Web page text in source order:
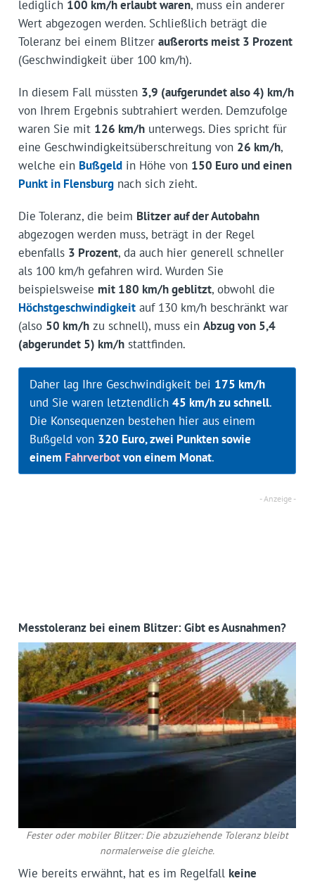
lediglich 100 km/h erlaubt waren, muss ein anderer
Wert abgezogen werden. Schließlich beträgt die
Toleranz bei einem Blitzer außerorts meist 3 Prozent
(Geschwindigkeit über 100 km/h).
In diesem Fall müssten 3,9 (aufgerundet also 4) km/h
von Ihrem Ergebnis subtrahiert werden. Demzufolge
waren Sie mit 126 km/hunterwegs. Dies spricht für
eine Geschwindigkeitsüberschreitung von 26 km/h,
welche ein Bußgeldin Höhe von 150 Euro und einen
Punkt in Flensburgnach sich zieht.
Die Toleranz, die beim Blitzer auf der Autobahn
abgezogen werden muss, beträgt in der Regel
ebenfalls 3 Prozent, da auch hier generell schneller
als 100 km/h gefahren wird. Wurden Sie
beispielsweise mit 180 km/h geblitzt, obwohl die
Höchstgeschwindigkeitauf 130 km/h beschränkt war
(also 50 km/hzu schnell), muss ein Abzug von 5,4
(abgerundet 5) km/hstattfinden.
Daher lag Ihre Geschwindigkeit bei 175 km/h
und Sie waren letztendlich 45 km/h zu schnell.
Die Konsequenzen bestehen hier aus einem
Bußgeld von 320 Euro, zwei Punkten sowie
einem Fahrverbotvon einem Monat.
Messtoleranz bei einem Blitzer: Gibt es Ausnahmen?
Fester oder mobiler Blitzer: Die abzuziehende Toleranz bleibt
normalerweise die gleiche.
Wie bereits erwähnt, hat es im Regelfall keine